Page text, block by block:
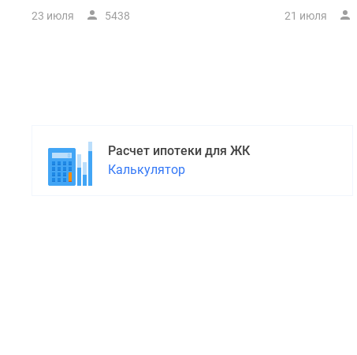
23 июля 5438 21 июля
Расчет ипотеки для ЖК
Калькулятор